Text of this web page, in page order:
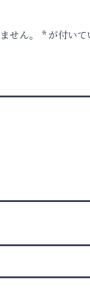
せん。 *が付いて